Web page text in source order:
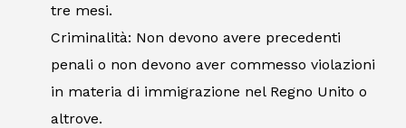
tre mesi.
Criminalità: Non devono avere precedenti
penali o non devono aver commesso violazioni
in materia di immigrazione nel Regno Unito o
altrove.